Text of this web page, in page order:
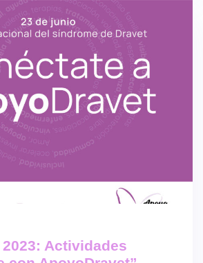
Actividades